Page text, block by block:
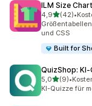
ILM Size
4,9von 5
(42)
42 •
und CSS
Built for
QuizShop:
5,0von 5
(9)
9 Rezensionen
•
KI-Quizze für